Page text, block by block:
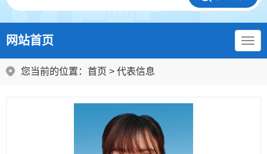
网站首页
您当前的位置： 首页 > 代表信息